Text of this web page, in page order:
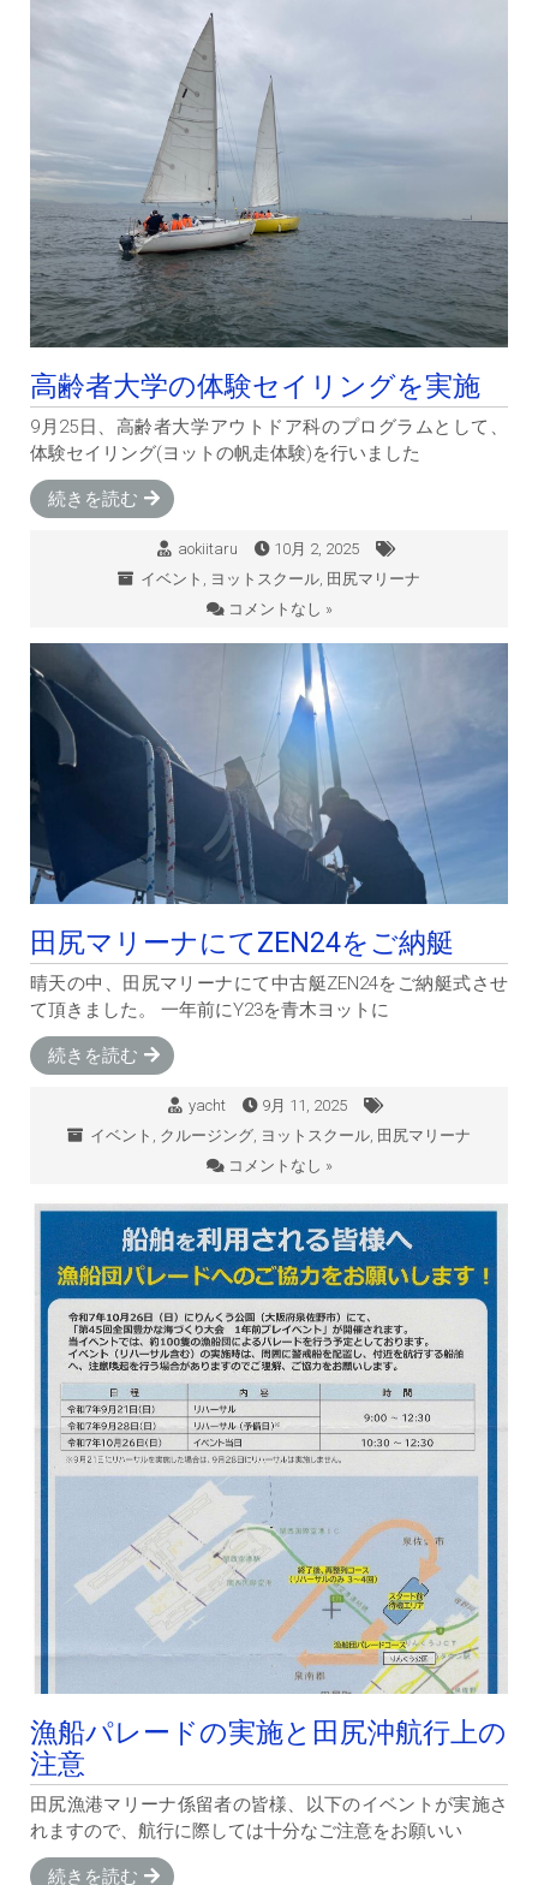
高齢者大学の体験セイリングを実施
9月25日、高齢者大学アウトドア科のプログラムとして、
体験セイリング(ヨットの帆走体験)を行いました
続きを読む
aokiitaru
10月 2, 2025
イベント
ヨットスクール 田尻マリーナ
コメントなし »
田尻マリーナにてZEN24をご納艇
晴天の中、田尻マリーナにて中古艇ZEN24をご納艇式させ
て頂きました。 一年前にY23を青木ヨットに
続きを読む
yacht
9月 11, 2025
イベント
クルージング ヨットスクール 田尻マリーナ
コメントなし »
漁船パレードの実施と田尻沖航行上の
注意
田尻漁港マリーナ係留者の皆様、以下のイベントが実施さ
れますので、航行に際しては十分なご注意をお願いい
続きを読む